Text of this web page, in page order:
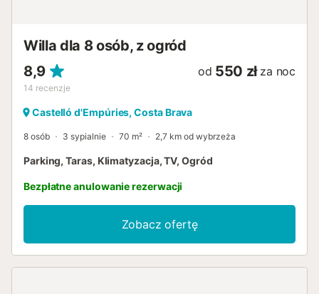
Willa dla 8 osób, z ogród
8,9
14 recenzje
od 550 zł za noc
Castelló d'Empúries, Costa Brava
8 osób 3 sypialnie 70 m² 2,7 km od wybrzeża
Parking, Taras, Klimatyzacja, TV, Ogród
Bezpłatne anulowanie rezerwacji
Zobacz ofertę